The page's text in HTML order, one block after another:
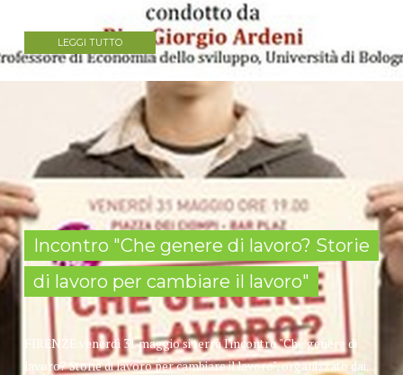
LEGGI TUTTO
Incontro "Che genere di lavoro? Storie
di lavoro per cambiare il lavoro"
FIRENZE venerdì 31 maggio si terrà l'incontro "Che genere di
lavoro? Storie di lavoro per cambiare il lavoro", organizzato dai...